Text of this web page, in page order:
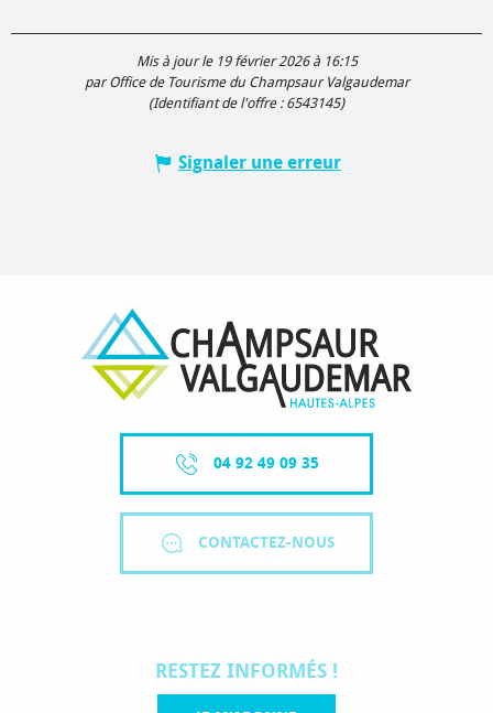
Mis à jour le 19 février 2026 à 16:15
par Office de Tourisme du Champsaur Valgaudemar
(Identifiant de l'offre : 6543145)
Signaler une erreur
04 92 49 09 35
CONTACTEZ-NOUS
RESTEZ INFORMÉS !